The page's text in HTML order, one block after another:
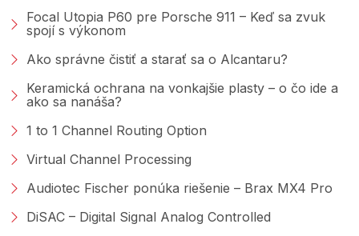
Focal Utopia P60 pre Porsche 911 – Keď sa zvuk
spojí s výkonom
Ako správne čistiť a starať sa o Alcantaru?
Keramická ochrana na vonkajšie plasty – o čo ide a
ako sa nanáša?
1 to 1 Channel Routing Option
Virtual Channel Processing
Audiotec Fischer ponúka riešenie – Brax MX4 Pro
DiSAC – Digital Signal Analog Controlled